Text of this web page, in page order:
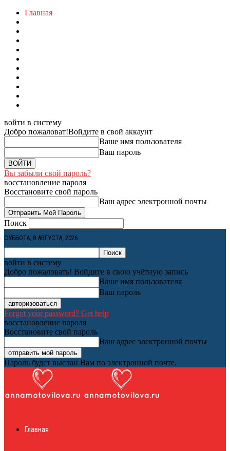
Главная
войти в систему
Добро пожаловат!Войдите в свой аккаунт
Ваше имя пользователя
Ваш пароль
Вы забыли свой пароль?
восстановление пароля
Восстановите свой пароль
Ваш адрес электронной почты
Поиск
СУББОТА, 8 АВГУСТА, 2026
войти в систему
Добро пожаловать! Войдите в свою учётную запись
Ваше имя пользователя
Ваш пароль
Forgot your password? Get help
восстановление пароля
Восстановите свой пароль
Ваш адрес электронной почты
Пароль будет выслан Вам по электронной почте.
журналГлавная